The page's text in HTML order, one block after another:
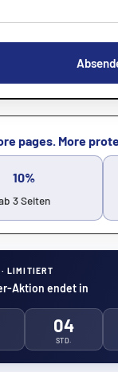
pages. More
10%
3 Seiten
LIMITIERT
Aktion endet in
04
STD.